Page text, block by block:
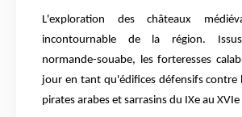
L'exploration des châteaux
incontournable de la région.
normande-souabe, les forteresses
jour en tant qu'édifices défensifs contre
pirates arabes et sarrasins du IXe au XVIe